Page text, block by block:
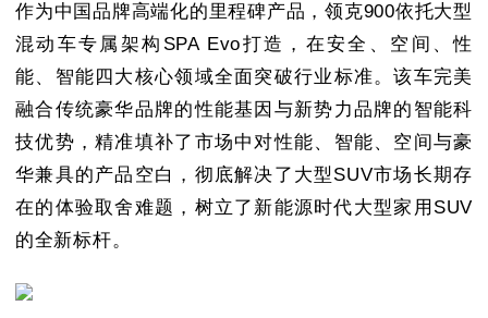
作为中国品牌高端化的里程碑产品，领克900依托大型
混动车专属架构SPA Evo打造，在安全、空间、性
能、智能四大核心领域全面突破行业标准。该车完美
融合传统豪华品牌的性能基因与新势力品牌的智能科
技优势，精准填补了市场中对性能、智能、空间与豪
华兼具的产品空白，彻底解决了大型SUV市场长期存
在的体验取舍难题，树立了新能源时代大型家用SUV
的全新标杆。